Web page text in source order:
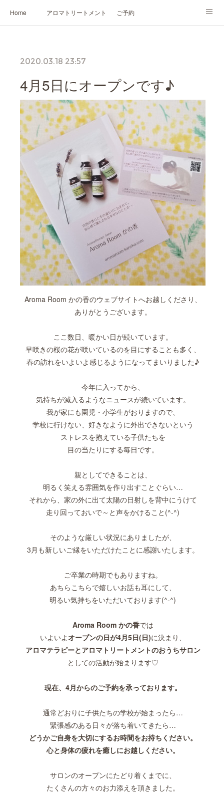
Home アロマトリートメント ご予約
プロフィール
2020.03.18 23:57
4月5日にオープンです♪
Aroma Room かの香のウェブサイトへお越しくださり、
ありがとうございます。
ここ数日、暖かい日が続いています。
早咲きの桜の花が咲いているのを目にすることも多く、
春の訪れをいよいよ感じるようになってまいりました♪
今年に入ってから、
気持ちが滅入るようなニュースが続いています。
我が家にも園児・小学生がおりますので、
学校に行けない、好きなように外出できないという
ストレスを抱えている子供たちを
目の当たりにする毎日です。
親としてできることは、
明るく笑える雰囲気を作り出すことぐらい…
それから、家の外に出て太陽の日射しを背中にうけて
走り回っておいで～と声をかけること(^-^)
そのような厳しい状況にありましたが、
3月も新しいご縁をいただけたことに感謝いたします。
ご卒業の時期でもありますね。
あちらこちらで嬉しいお話も耳にして、
明るい気持ちをいただいております(^-^)
Aroma Room かの香では
いよいよオープンの日が4月5日(日)に決まり、
アロマテラピーとアロマトリートメントのおうちサロン
としての活動が始まります♡
現在、4月からのご予約を承っております。
通常どおりに子供たちの学校が始まったら…
緊張感のある日々が落ち着いてきたら…
どうかご自身を大切にするお時間をお持ちください。
心と身体の疲れを癒しにお越しください。
サロンのオープンにたどり着くまでに、
たくさんの方々のお力添えを頂きました。